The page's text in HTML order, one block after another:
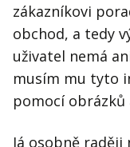
zákazníkovi
obchod, a tedy
uživatel nemá
musím mu tyto
pomocí obrázků
Já osobně